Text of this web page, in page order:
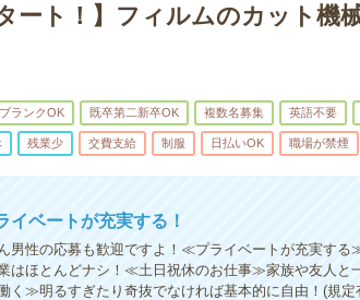
ート！】フィルムのカット機
ブランクOK 既卒第二新卒OK 複数名募集 英語不要
残業少 交費支給 制服 日払いOK 職場が禁煙
イベートが充実する！
性の応募も歓迎ですよ！≪プライベートが充実する
はほとんどナシ！≪土日祝休のお仕事≫家族や友人と
く≫明るすぎたり奇抜でなければ基本的に自由！(規